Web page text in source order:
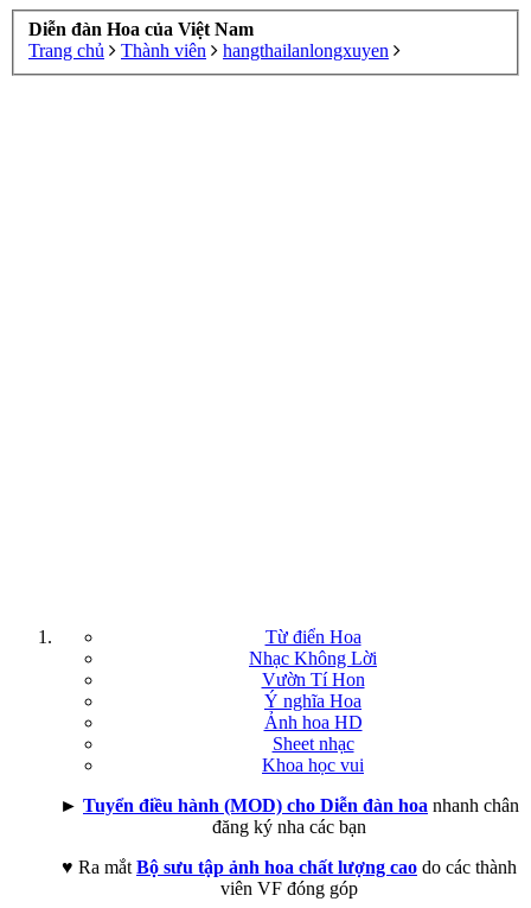
Diễn đàn Hoa của Việt Nam
Trang chủ
Thành viên hangthailanlongxuyen
Từ điển Hoa
Nhạc Không Lời
Vườn Tí Hon
Ý nghĩa Hoa
Ảnh hoa HD
Sheet nhạc
Khoa học vui
► Tuyển điều hành (MOD) cho Diễn đàn hoa nhanh chân
đăng ký nha các bạn
♥ Ra mắt Bộ sưu tập ảnh hoa chất lượng cao do các thành
viên VF đóng góp